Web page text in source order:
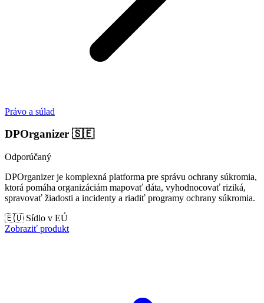
Právo a súlad
DPOrganizer 🇸🇪
Odporúčaný
DPOrganizer je komplexná platforma pre správu ochrany súkromia,
ktorá pomáha organizáciám mapovať dáta, vyhodnocovať riziká,
spravovať žiadosti a incidenty a riadiť programy ochrany súkromia.
🇪🇺 Sídlo v EÚ
Zobraziť produkt